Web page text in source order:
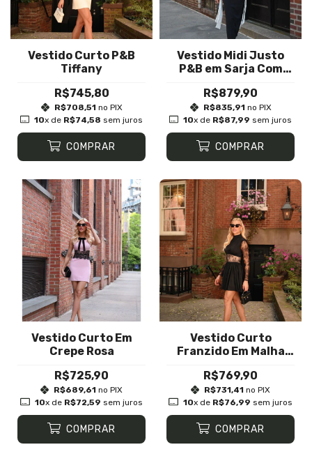
Vestido Curto P&B
Tiffany
R$745,80
R$708,51 no PIX
10x de R$74,58 sem juros
COMPRAR
Vestido Midi Justo
P&B em Sarja Com
R$879,90
R$835,91 no PIX
10x de R$87,99 sem juros
COMPRAR
Vestido Curto Em
Crepe Rosa
R$725,90
R$689,61 no PIX
10x de R$72,59 sem juros
COMPRAR
Vestido Curto
Franzido Em Malha
R$769,90
R$731,41 no PIX
10x de R$76,99 sem juros
COMPRAR